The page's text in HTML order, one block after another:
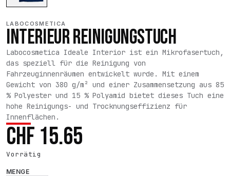
LABOCOSMETICA
INTERIEUR REINIGUNGSTUCH
Labocosmetica Ideale Interior ist ein Mikrofasertuch,
das speziell für die Reinigung von
Fahrzeuginnenräumen entwickelt wurde. Mit einem
Gewicht von 380 g/m² und einer Zusammensetzung aus 85
% Polyester und 15 % Polyamid bietet dieses Tuch eine
hohe Reinigungs- und Trocknungseffizienz für
Innenflächen.
CHF 15.65
Vorrätig
MENGE